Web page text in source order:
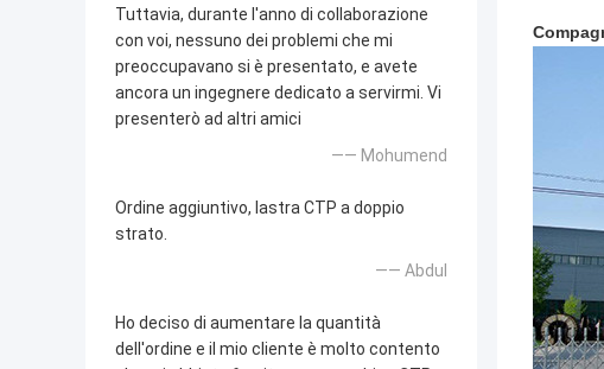
Tuttavia, durante l'anno di collaborazione
con voi, nessuno dei problemi che mi
preoccupavano si è presentato, e avete
ancora un ingegnere dedicato a servirmi. Vi
presenterò ad altri amici
—— Mohumend
Ordine aggiuntivo, lastra CTP a doppio
strato.
—— Abdul
Ho deciso di aumentare la quantità
dell'ordine e il mio cliente è molto contento